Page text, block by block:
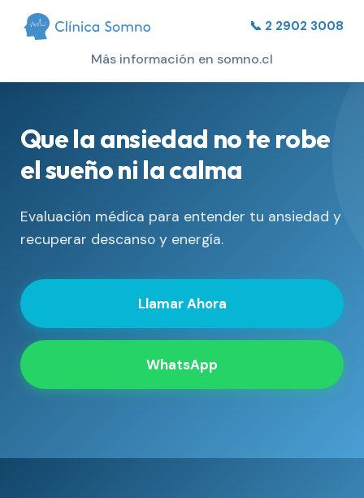
📞 2 2902 3008
Más información en somno.cl
Que la ansiedad no te robe
el sueño ni la calma
Evaluación médica para entender tu ansiedad y
recuperar descanso y energía.
Llamar Ahora
WhatsApp